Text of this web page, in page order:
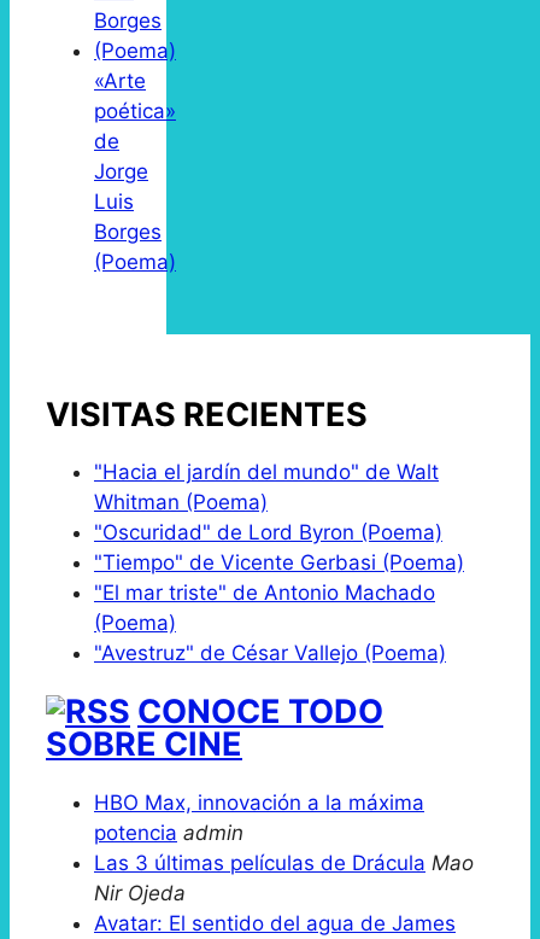
«Arte
poética»
de
Jorge
Luis
Borges
(Poema)
VISITAS RECIENTES
"Hacia el jardín del mundo" de Walt
Whitman (Poema)
"Oscuridad" de Lord Byron (Poema)
"Tiempo" de Vicente Gerbasi (Poema)
"El mar triste" de Antonio Machado
(Poema)
"Avestruz" de César Vallejo (Poema)
CONOCE TODO
SOBRE CINE
HBO Max, innovación a la máxima
potencia admin
Las 3 últimas películas de Drácula Mao
Nir Ojeda
Avatar: El sentido del agua de James